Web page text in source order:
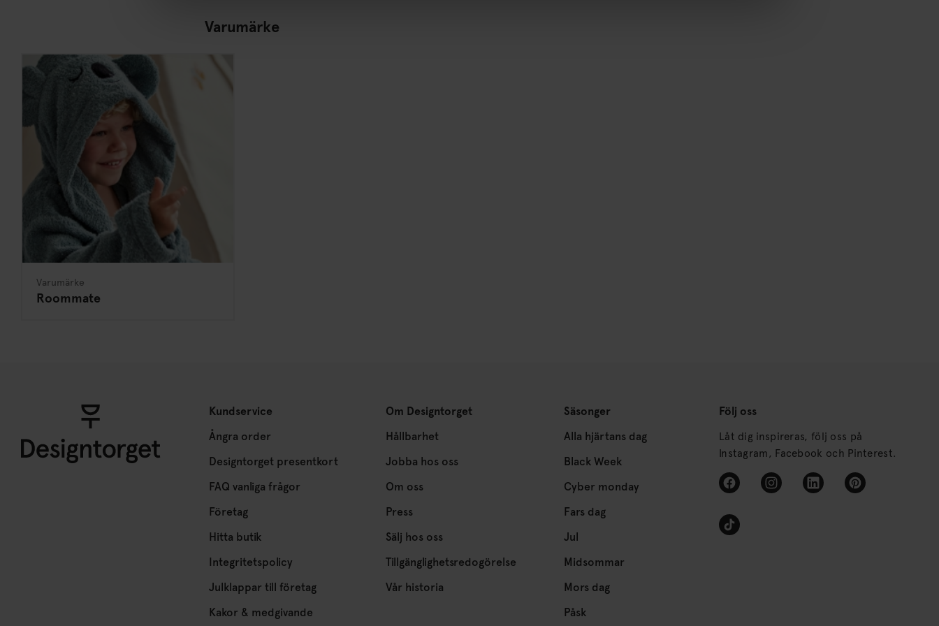
Varumärke
Varumärke
Roommate
Kundservice
Ångra order
Designtorget presentkort
FAQ vanliga frågor
Företag
Hitta butik
Integritetspolicy
Julklappar till företag
Kakor & medgivande
Om Designtorget
Hållbarhet
Jobba hos oss
Om oss
Press
Sälj hos oss
Tillgänglighetsredogörelse
Vår historia
Säsonger
Alla hjärtans dag
Black Week
Cyber monday
Fars dag
Jul
Midsommar
Mors dag
Påsk
Följ oss
Låt dig inspireras, följ oss på
Instagram, Facebook och Pinterest.